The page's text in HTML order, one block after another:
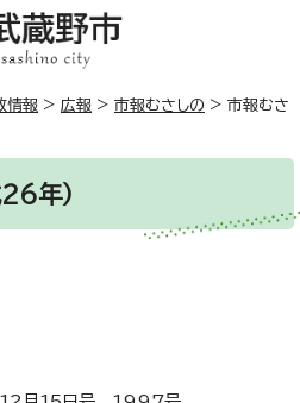
情報 > 広報 > 市報むさしの > 市報むさ
年）